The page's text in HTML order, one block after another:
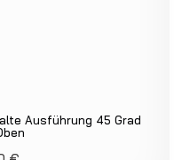
Ausführung 45 Grad